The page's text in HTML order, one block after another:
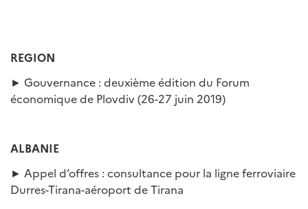
REGION
► Gouvernance : deuxième édition du Forum
économique de Plovdiv (26-27 juin 2019)
ALBANIE
► Appel d’offres : consultance pour la ligne ferroviaire
Durres-Tirana-aéroport de Tirana